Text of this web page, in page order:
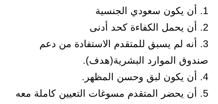
1. أن يكون سعودي الجنسية
2. أن يحمل الكفاءة كحد أدنى
3. أنه لم يسبق للمتقدم الاستفادة من دعم
صندوق الموارد البشرية(هدف).
4. أن يكون لبق وحسن المظهر.
5. أن يحضر المتقدم مسوغات التعيين كاملة معه